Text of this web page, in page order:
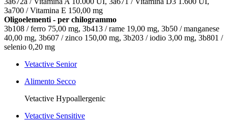
3a700 / Vitamina E 150,00 mg
Oligoelementi - per chilogrammo
3b108 / ferro 75,00 mg, 3b413 / rame 19,00 mg, 3b50 / manganese
40,00 mg, 3b607 / zinco 150,00 mg, 3b203 / iodio 3,00 mg, 3b801 /
selenio 0,20 mg
Vetactive Senior
Alimento Secco
Vetactive Hypoallergenic
Vetactive Sensitive